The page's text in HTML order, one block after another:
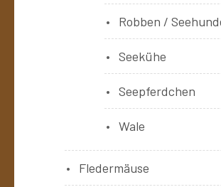
Robben /
Seekühe
Seepferdchen
Wale
Fledermäuse